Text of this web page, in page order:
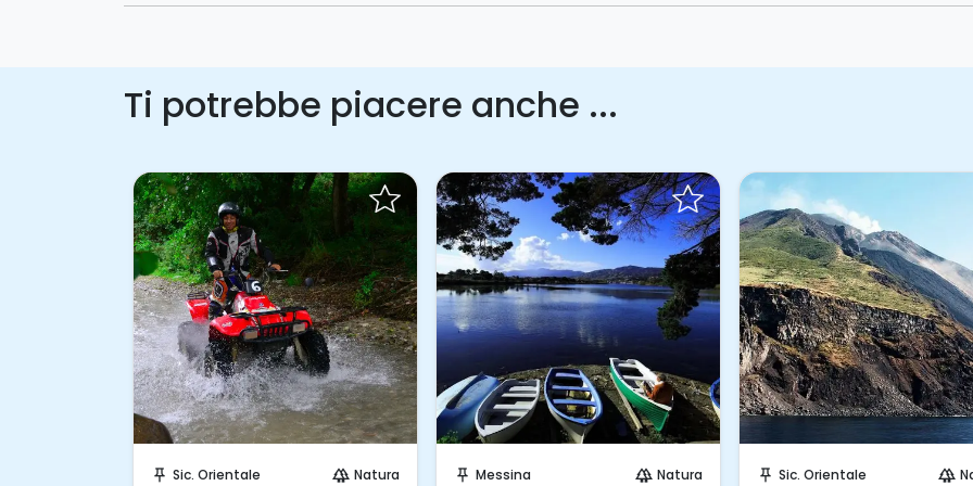
Ti potrebbe piacere anche ...
push_pin Sic. Orientale forest Natura push_pin Messina forest Natura push_pin Sic. Orientale forest